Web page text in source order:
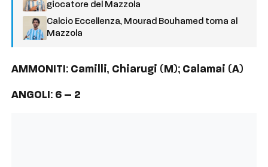
giocatore del Mazzola
Calcio Eccellenza, Mourad Bouhamed torna al
Mazzola
AMMONITI: Camilli, Chiarugi (M); Calamai (A)
ANGOLI: 6 – 2